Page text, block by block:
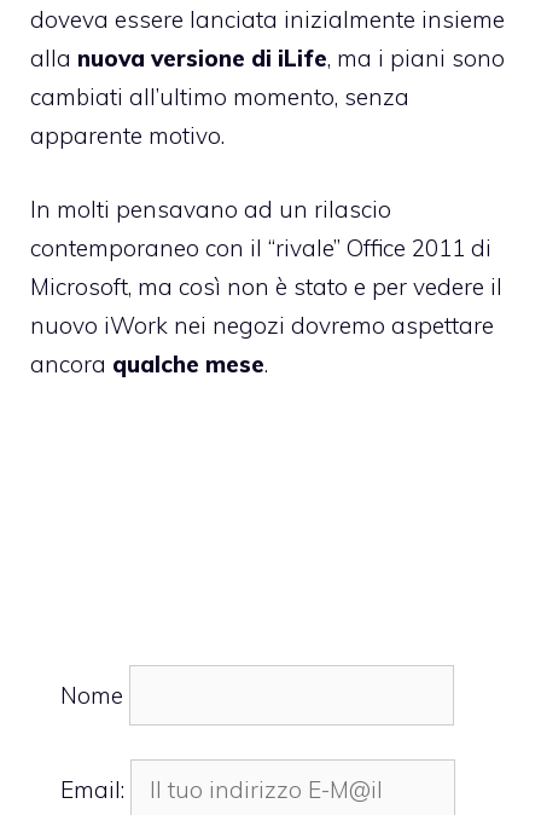
doveva essere lanciata inizialmente insieme
alla nuova versione di iLife, ma i piani sono
cambiati all’ultimo momento, senza
apparente motivo.
In molti pensavano ad un rilascio
contemporaneo con il “rivale” Office 2011 di
Microsoft, ma così non è stato e per vedere il
nuovo iWork nei negozi dovremo aspettare
ancora qualche mese.
Nome
Email: